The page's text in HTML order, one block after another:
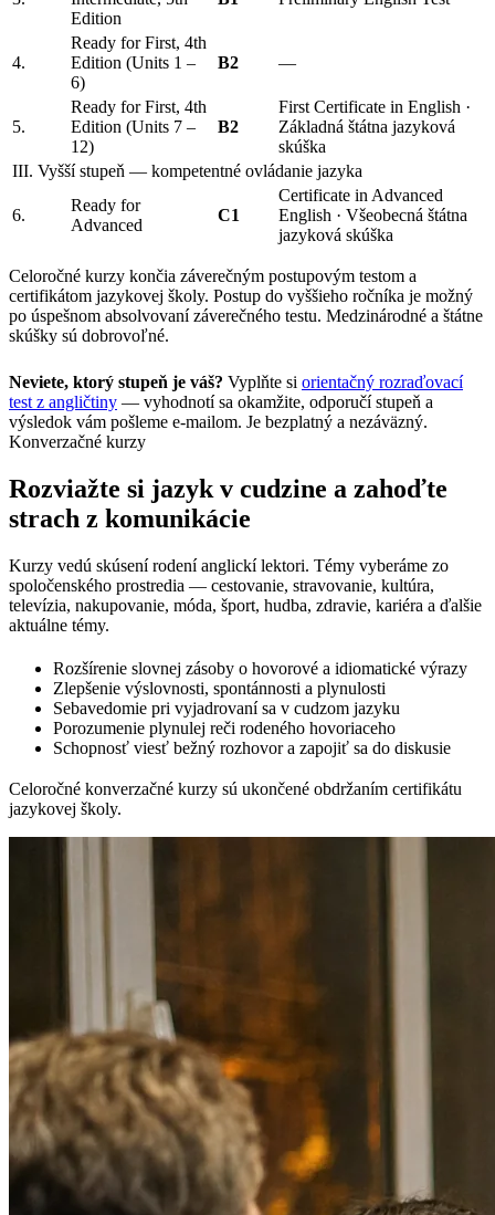
Edition
4.
Ready for First, 4th
Edition (Units 1 –
6)
B2 —
5.
Ready for First, 4th
Edition (Units 7 –
12)
B2
First Certificate in English ·
Základná štátna jazyková
skúška
III. Vyšší stupeň — kompetentné ovládanie jazyka
6.
Ready for
Advanced
C1
Certificate in Advanced
English · Všeobecná štátna
jazyková skúška
Celoročné kurzy končia záverečným postupovým testom a
certifikátom jazykovej školy. Postup do vyššieho ročníka je možný
po úspešnom absolvovaní záverečného testu. Medzinárodné a štátne
skúšky sú dobrovoľné.
Neviete, ktorý stupeň je váš? Vyplňte si orientačný rozraďovací
test z angličtiny — vyhodnotí sa okamžite, odporučí stupeň a
výsledok vám pošleme e-mailom. Je bezplatný a nezáväzný.
Konverzačné kurzy
Rozviažte si jazyk v cudzine a zahoďte
strach z komunikácie
Kurzy vedú skúsení rodení anglickí lektori. Témy vyberáme zo
spoločenského prostredia — cestovanie, stravovanie, kultúra,
televízia, nakupovanie, móda, šport, hudba, zdravie, kariéra a ďalšie
aktuálne témy.
Rozšírenie slovnej zásoby o hovorové a idiomatické výrazy
Zlepšenie výslovnosti, spontánnosti a plynulosti
Sebavedomie pri vyjadrovaní sa v cudzom jazyku
Porozumenie plynulej reči rodeného hovoriaceho
Schopnosť viesť bežný rozhovor a zapojiť sa do diskusie
Celoročné konverzačné kurzy sú ukončené obdržaním certifikátu
jazykovej školy.